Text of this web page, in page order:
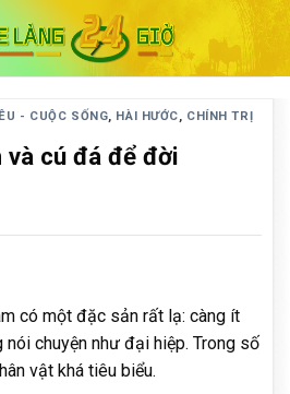
- CUỘC SỐNG, HÀI HƯỚC, CHÍNH TRỊ
và cú đá để đời
có một đặc sản rất lạ: càng ít
nói chuyện như đại hiệp. Trong số
vật khá tiêu biểu.